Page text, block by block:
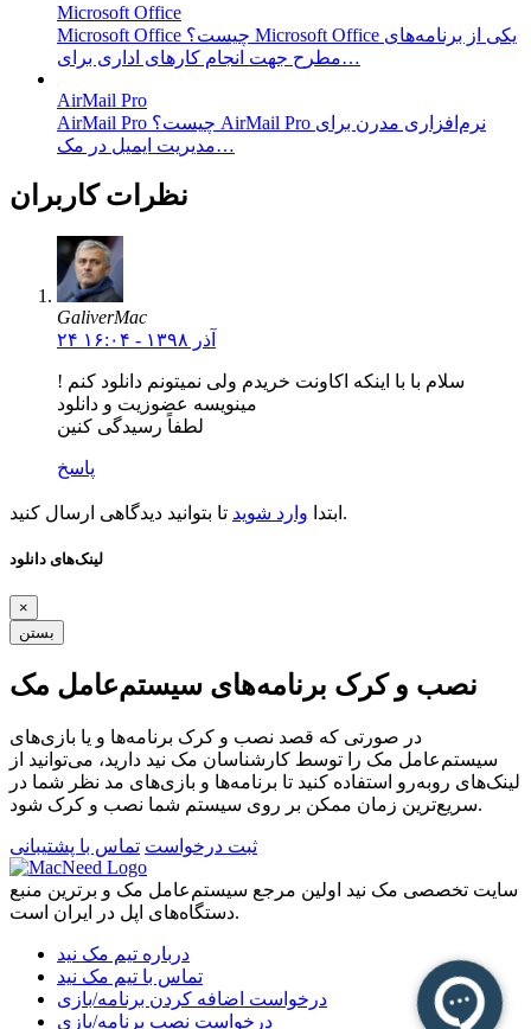
Microsoft Office
Microsoft Office چیست؟ Microsoft Office یکی از برنامه‌های
مطرح جهت انجام کار‌های اداری برای…
AirMail Pro
AirMail Pro چیست؟ AirMail Pro نرم‌افزاری مدرن برای
مدیریت ایمیل در مک…
نظرات کاربران
GaliverMac
۲۴ آذر ۱۳۹۸ - ۱۶:۰۴
سلام با با اینکه اکاونت خریدم ولی نمیتونم دانلود کنم !
مینویسه عضوزیت و دانلود
لطفاً رسیدگی کنین
پاسخ
ابتدا وارد شوید تا بتوانید دیدگاهی ارسال کنید.
لینک‌های دانلود
×
بستن
نصب و کرک برنامه‌های سیستم‌عامل مک
در صورتی که قصد نصب و کرک برنامه‌ها و یا بازی‌های
سیستم‌عامل مک را توسط کارشناسان مک نید دارید، می‌توانید از
لینک‌های رو‌به‌رو استفاده کنید تا برنامه‌ها و بازی‌های مد نظر شما در
سریع‌ترین زمان ممکن بر روی سیستم شما نصب و کرک شود.
ثبت درخواست تماس با پشتیبانی
سایت تخصصی مک نید اولین مرجع سیستم‌عامل مک و برترین منبع
دستگاه‌های اپل در ایران است.
درباره تیم مک نید
تماس با تیم مک نید
درخواست اضافه کردن برنامه/بازی
درخواست نصب برنامه/بازی